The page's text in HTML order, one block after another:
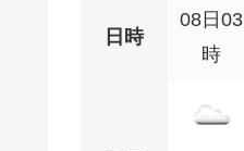
日時
08日03
時